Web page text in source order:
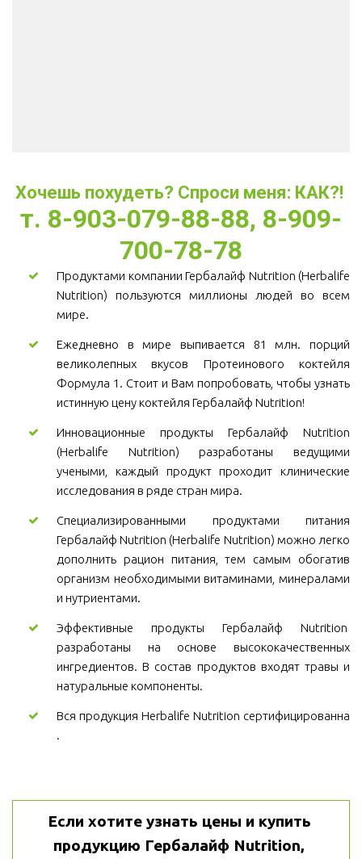
Хочешь похудеть? Спроси меня: КАК?!
т. 8-903-079-88-88, 8-909-
700-78-78
Продуктами компании Гербалайф Nutrition (Herbalife
Nutrition) пользуются миллионы людей во всем
мире.
Ежедневно в мире выпивается 81 млн. порций
великолепных вкусов Протеинового коктейля
Формула 1. Стоит и Вам попробовать, чтобы узнать
истинную цену коктейля Гербалайф Nutrition!
Инновационные продукты Гербалайф Nutrition
(Herbalife Nutrition) разработаны ведущими
учеными, каждый продукт проходит клинические
исследования в ряде стран мира.
Специализированными продуктами питания
Гербалайф Nutrition (Herbalife Nutrition) можно легко
дополнить рацион питания, тем самым обогатив
организм необходимыми витаминами, минералами
и нутриентами.
Эффективные продукты Гербалайф Nutrition
разработаны на основе высококачественных
ингредиентов. В состав продуктов входят травы и
натуральные компоненты.
Вся продукция Herbalife Nutrition сертифицированна
.
Если хотите узнать цены и купить
продукцию Гербалайф Nutrition,